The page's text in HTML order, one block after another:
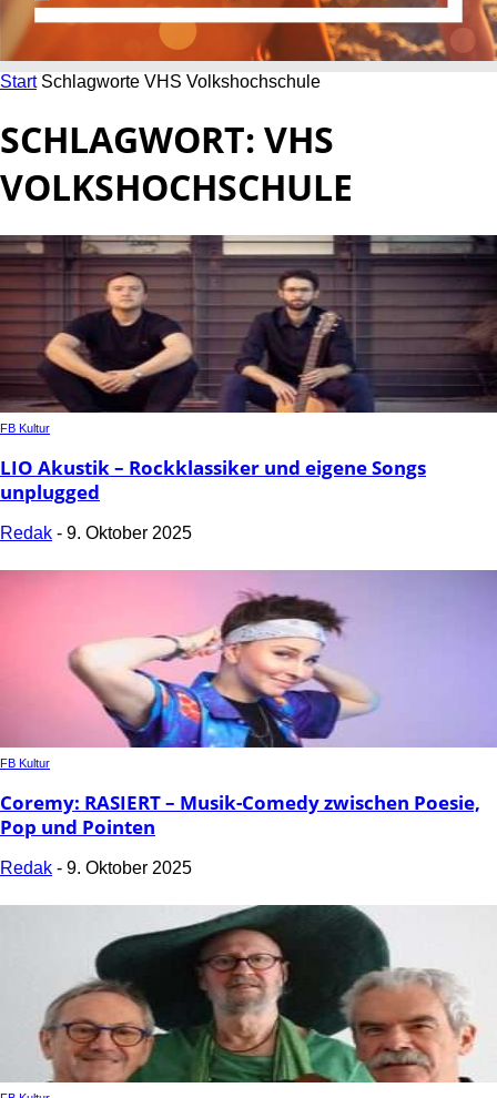
Start Schlagworte VHS Volkshochschule
SCHLAGWORT: VHS
VOLKSHOCHSCHULE
FB Kultur
LIO Akustik – Rockklassiker und eigene Songs
unplugged
Redak - 9. Oktober 2025
FB Kultur
Coremy: RASIERT – Musik-Comedy zwischen Poesie,
Pop und Pointen
Redak - 9. Oktober 2025